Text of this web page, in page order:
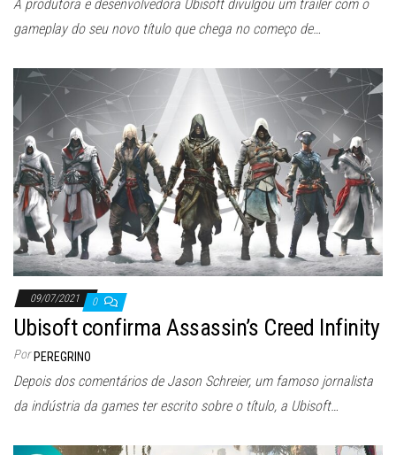
A produtora e desenvolvedora Ubisoft divulgou um trailer com o
gameplay do seu novo título que chega no começo de…
09/07/2021 0
Ubisoft confirma Assassin’s Creed Infinity
Por PEREGRINO
Depois dos comentários de Jason Schreier, um famoso jornalista
da indústria da games ter escrito sobre o título, a Ubisoft…